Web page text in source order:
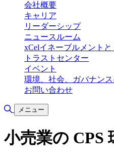
会社概要
キャリア
リーダーシップ
ニュースルーム
xCelイネーブルメント
トラストセンター
イベント
環境、社会、ガバナン
お問い合わせ
検索の切り替え
メニュー
小売業の CPS